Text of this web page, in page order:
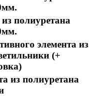
полиуретана
элемента из
(+
из полиуретана